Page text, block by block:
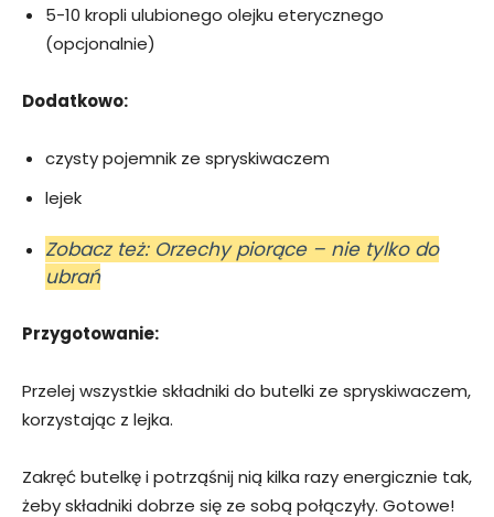
5-10 kropli ulubionego olejku eterycznego
(opcjonalnie)
Dodatkowo:
czysty pojemnik ze spryskiwaczem
lejek
Zobacz też: Orzechy piorące – nie tylko do
ubrań
Przygotowanie:
Przelej wszystkie składniki do butelki ze spryskiwaczem,
korzystając z lejka.
Zakręć butelkę i potrząśnij nią kilka razy energicznie tak,
żeby składniki dobrze się ze sobą połączyły. Gotowe!